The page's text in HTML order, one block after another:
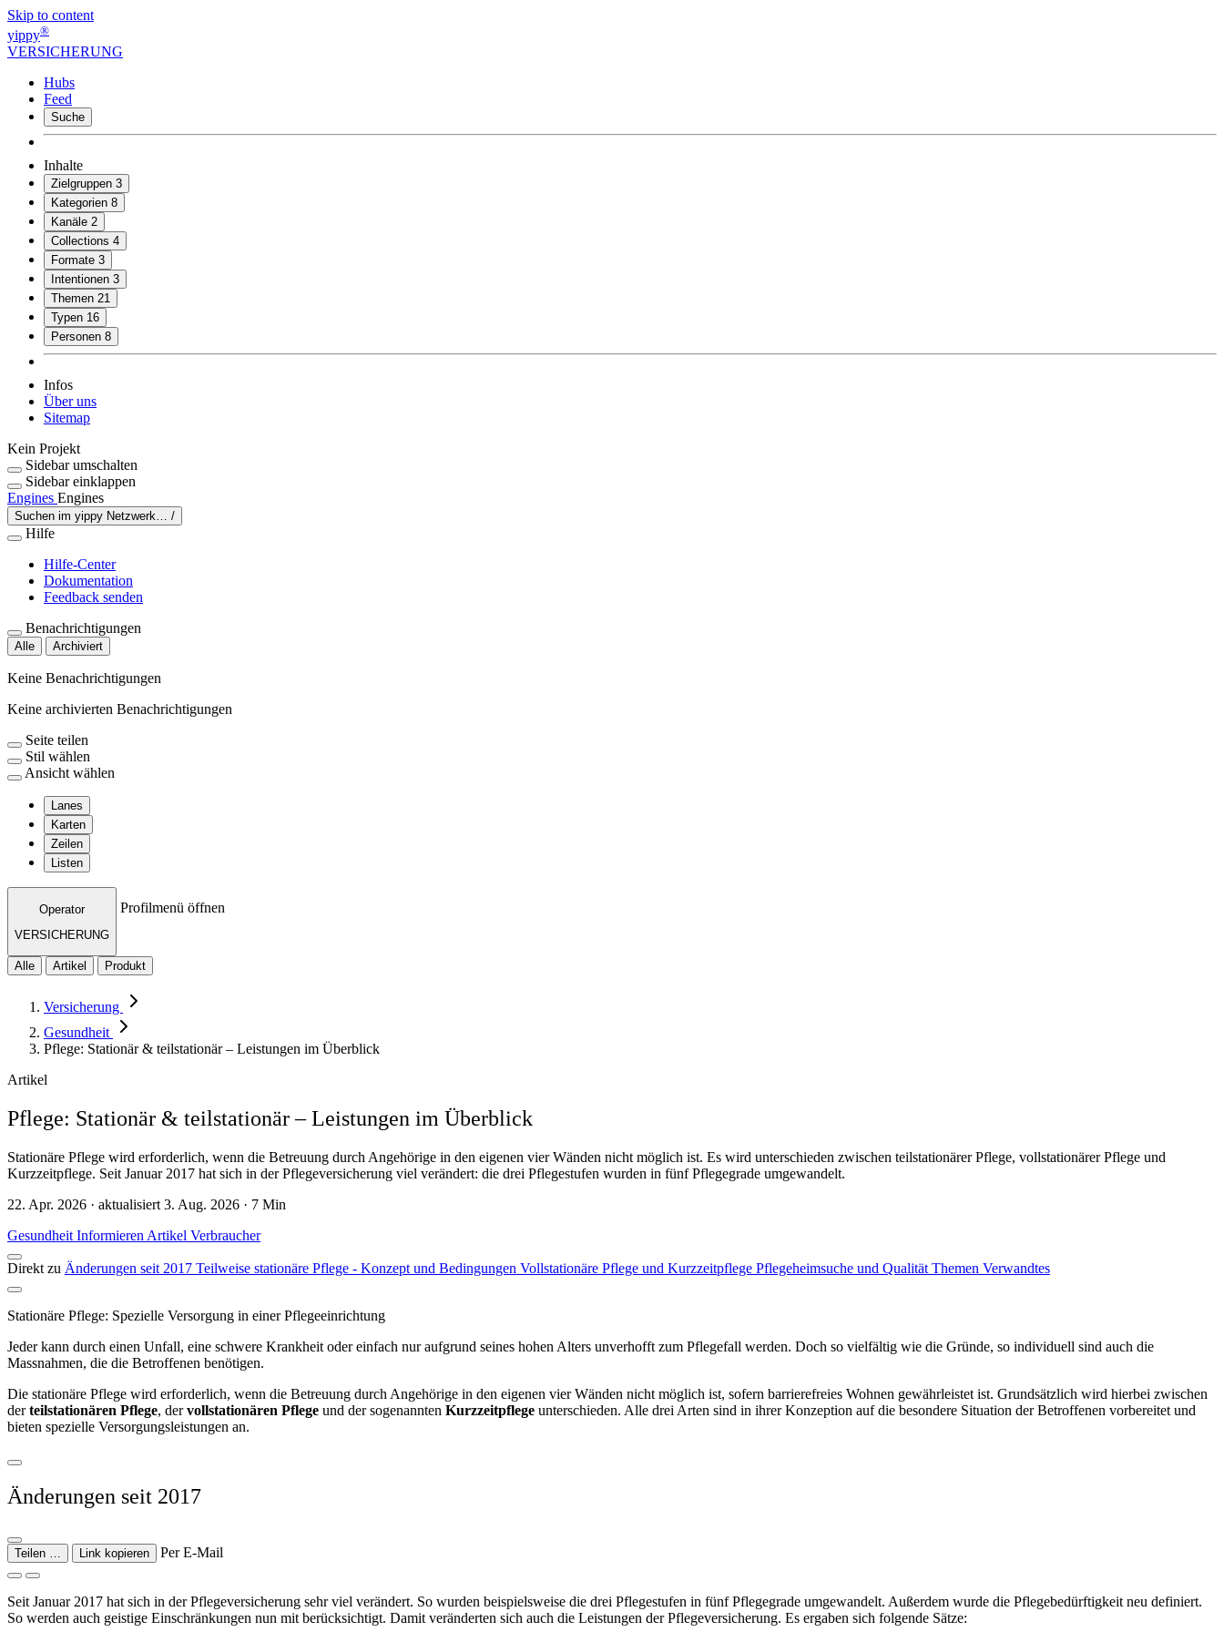
Skip to content
yippy®
VERSICHERUNG
Hubs
Feed
Suche
Inhalte
Zielgruppen 3
Kategorien 8
Kanäle 2
Collections 4
Formate 3
Intentionen 3
Themen 21
Typen 16
Personen 8
Infos
Über uns
Sitemap
Kein Projekt
Sidebar umschalten
Sidebar einklappen
Engines Engines
Suchen im yippy Netzwerk… /
Hilfe
Hilfe-Center
Dokumentation
Feedback senden
Benachrichtigungen
Alle Archiviert
Keine Benachrichtigungen
Keine archivierten Benachrichtigungen
Seite teilen
Stil wählen
Ansicht wählen
Lanes
Karten
Zeilen
Listen
Operator
VERSICHERUNG
Profilmenü öffnen
Alle Artikel Produkt
Versicherung
Gesundheit
Pflege: Stationär & teilstationär – Leistungen im Überblick
Artikel
Pflege: Stationär & teilstationär – Leistungen im Überblick
Stationäre Pflege wird erforderlich, wenn die Betreuung durch Angehörige in den eigenen vier Wänden nicht möglich ist. Es wird unterschieden zwischen teilstationärer Pflege, vollstationärer Pflege und
Kurzzeitpflege. Seit Januar 2017 hat sich in der Pflegeversicherung viel verändert: die drei Pflegestufen wurden in fünf Pflegegrade umgewandelt.
22. Apr. 2026 · aktualisiert 3. Aug. 2026 · 7 Min
Gesundheit Informieren Artikel Verbraucher
Direkt zu Änderungen seit 2017 Teilweise stationäre Pflege - Konzept und Bedingungen Vollstationäre Pflege und Kurzzeitpflege Pflegeheimsuche und Qualität Themen Verwandtes
Stationäre Pflege: Spezielle Versorgung in einer Pflegeeinrichtung
Jeder kann durch einen Unfall, eine schwere Krankheit oder einfach nur aufgrund seines hohen Alters unverhofft zum Pflegefall werden. Doch so vielfältig wie die Gründe, so individuell sind auch die
Massnahmen, die die Betroffenen benötigen.
Die stationäre Pflege wird erforderlich, wenn die Betreuung durch Angehörige in den eigenen vier Wänden nicht möglich ist, sofern barrierefreies Wohnen gewährleistet ist. Grundsätzlich wird hierbei zwischen
derteilstationären Pflege, dervollstationären Pflege und der sogenannten Kurzzeitpflege unterschieden. Alle drei Arten sind in ihrer Konzeption auf die besondere Situation der Betroffenen vorbereitet und
bieten spezielle Versorgungsleistungen an.
Änderungen seit 2017
Teilen … Link kopieren Per E-Mail
Seit Januar 2017 hat sich in der Pflegeversicherung sehr viel verändert. So wurden beispielsweise die drei Pflegestufen in fünf Pflegegrade umgewandelt. Außerdem wurde die Pflegebedürftigkeit neu definiert.
So werden auch geistige Einschränkungen nun mit berücksichtigt. Damit veränderten sich auch die Leistungen der Pflegeversicherung. Es ergaben sich folgende Sätze: